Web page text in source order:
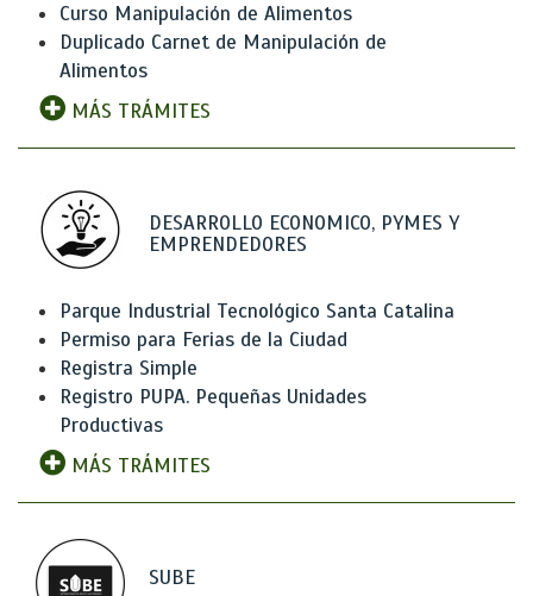
Curso Manipulación de Alimentos
Duplicado Carnet de Manipulación de
Alimentos
MÁS TRÁMITES
DESARROLLO ECONOMICO, PYMES Y
EMPRENDEDORES
Parque Industrial Tecnológico Santa Catalina
Permiso para Ferias de la Ciudad
Registra Simple
Registro PUPA. Pequeñas Unidades
Productivas
MÁS TRÁMITES
SUBE